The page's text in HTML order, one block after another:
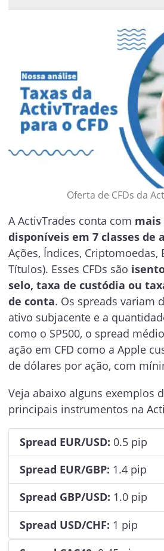
Oferta de CFDs da
A ActivTrades conta com mais
disponíveis em 7 classes de
Ações, Índices, Criptomoedas,
Títulos). Esses CFDs são
selo, taxa de custódia ou
de conta. Os spreads variam
ativo subjacente e a
como o SP500, o spread
ação em CFD como a Apple
de dólares por ação, com
Veja abaixo alguns exemplos
principais instrumentos na
Spread EUR/USD: 0.5 pip
Spread EUR/GBP: 1.4 pip
Spread GBP/USD: 1.0 pip
Spread USD/CHF: 1 pip